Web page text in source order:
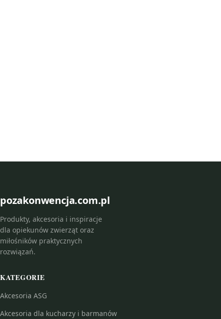
pozakonwencja.com.pl
Produkty, akcesoria i inspiracje
dla opiekunów zwierząt oraz
miłośników praktycznych
rozwiązań.
KATEGORIE
Akcesoria ASG
Akcesoria dla kucharzy i barmanów